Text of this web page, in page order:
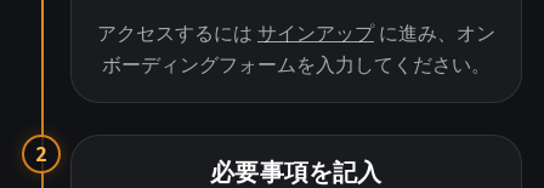
アクセスするには サインアップに進み、オン
ボーディングフォームを入力してください。
2
必要事項を記入